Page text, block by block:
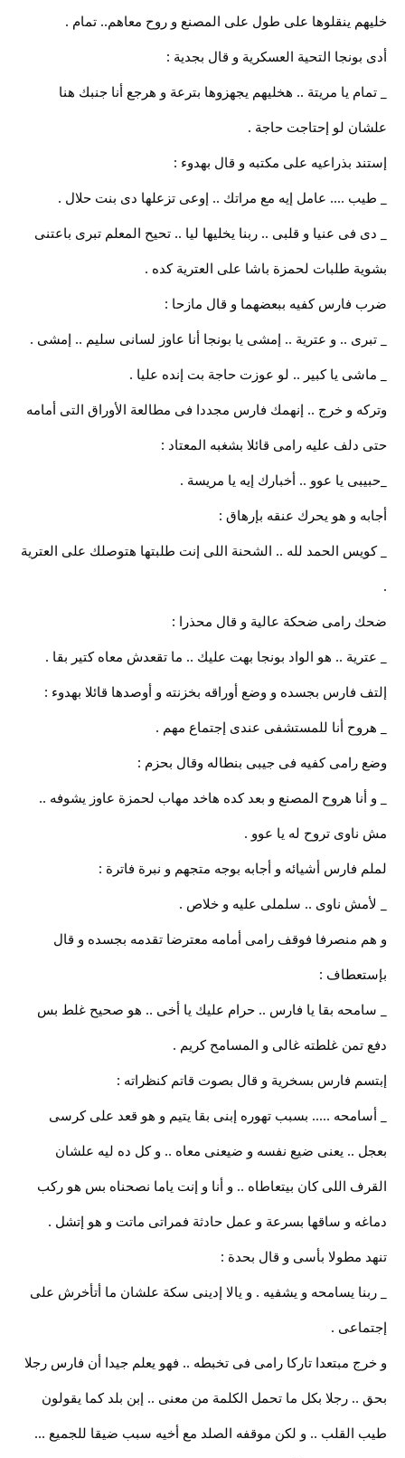
خليهم ينقلوها على طول على المصنع و روح معاهم.. تمام .
أدى بونجا التحية العسكرية و قال بجدية :
_ تمام يا مريتة .. هخليهم يجهزوها بترعة و هرجع أنا جنبك هنا
علشان لو إحتاجت حاجة .
إستند بذراعيه على مكتبه و قال بهدوء :
_ طيب .... عامل إيه مع مراتك .. إوعى تزعلها دى بنت حلال .
_ دى فى عنيا و قلبى .. ربنا يخليها ليا .. تحيح المعلم تبرى باعتنى
بشوية طلبات لحمزة باشا على العترية كده .
ضرب فارس كفيه ببعضهما و قال مازحا :
_ تبرى .. و عترية .. إمشى يا بونجا أنا عاوز لسانى سليم .. إمشى .
_ ماشى يا كبير .. لو عوزت حاجة بت إنده عليا .
وتركه و خرج .. إنهمك فارس مجددا فى مطالعة الأوراق التى أمامه
حتى دلف عليه رامى قائلا بشغبه المعتاد :
_حبيبى يا عوو .. أخبارك إيه يا مريسة .
أجابه و هو يحرك عنقه بإرهاق :
_ كويس الحمد لله .. الشحنة اللى إنت طلبتها هتوصلك على العترية
.
ضحك رامى ضحكة عالية و قال محذرا :
_ عترية .. هو الواد بونجا بهت عليك .. ما تقعدش معاه كتير بقا .
إلتف فارس بجسده و وضع أوراقه بخزنته و أوصدها قائلا بهدوء :
_ هروح أنا للمستشفى عندى إجتماع مهم .
وضع رامى كفيه فى جيبى بنطاله وقال بحزم :
_ و أنا هروح المصنع و بعد كده هاخد مهاب لحمزة عاوز يشوفه ..
مش ناوى تروح له يا عوو .
لملم فارس أشيائه و أجابه بوجه متجهم و نبرة فاترة :
_ لأمش ناوى .. سلملى عليه و خلاص .
و هم منصرفا فوقف رامى أمامه معترضا تقدمه بجسده و قال
بإستعطاف :
_ سامحه بقا يا فارس .. حرام عليك يا أخى .. هو صحيح غلط بس
دفع تمن غلطته غالى و المسامح كريم .
إبتسم فارس بسخرية و قال بصوت قاتم كنظراته :
_ أسامحه ..... بسبب تهوره إبنى بقا يتيم و هو قعد على كرسى
بعجل .. يعنى ضيع نفسه و ضيعنى معاه .. و كل ده ليه علشان
القرف اللى كان بيتعاطاه .. و أنا و إنت ياما نصحناه بس هو ركب
دماغه و ساقها بسرعة و عمل حادثة فمراتى ماتت و هو إتشل .
تنهد مطولا بأسى و قال بحدة :
_ ربنا يسامحه و يشفيه . و يالا إدينى سكة علشان ما أتأخرش على
إجتماعى .
و خرج مبتعدا تاركا رامى فى تخبطه .. فهو يعلم جيدا أن فارس رجلا
بحق .. رجلا بكل ما تحمل الكلمة من معنى .. إبن بلد كما يقولون
طيب القلب .. و لكن موقفه الصلد مع أخيه سبب ضيقا للجميع ...